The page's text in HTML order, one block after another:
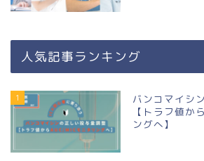
人気記事ランキング
1
バンコマイシ
【トラフ値か
ングへ】